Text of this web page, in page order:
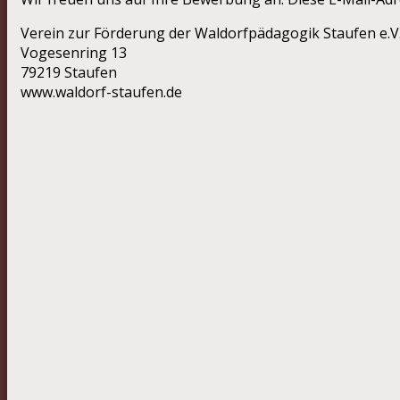
Verein zur Förderung der Waldorfpädagogik Staufen
Vogesenring 13
79219 Staufen
www.waldorf-staufen.de